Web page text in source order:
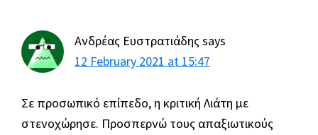
Ανδρέας Ευστρατιάδηςsays
12 February 2021 at 15:47
Σε προσωπικό επίπεδο, η κριτική Λιάτη με
στενοχώρησε. Προσπερνώ τους απαξιωτικούς